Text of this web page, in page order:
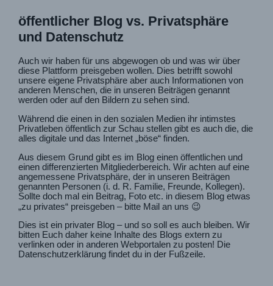
öffentlicher Blog vs. Privatsphäre
und Datenschutz
Auch wir haben für uns abgewogen ob und was wir über
diese Plattform preisgeben wollen. Dies betrifft sowohl
unsere eigene Privatsphäre aber auch Informationen von
anderen Menschen, die in unseren Beiträgen genannt
werden oder auf den Bildern zu sehen sind.
Während die einen in den sozialen Medien ihr intimstes
Privatleben öffentlich zur Schau stellen gibt es auch die, die
alles digitale und das Internet „böse“ finden.
Aus diesem Grund gibt es im Blog einen öffentlichen und
einen differenzierten Mitgliederbereich. Wir achten auf eine
angemessene Privatsphäre, der in unseren Beiträgen
genannten Personen (i. d. R. Familie, Freunde, Kollegen).
Sollte doch mal ein Beitrag, Foto etc. in diesem Blog etwas
„zu privates“ preisgeben – bitte Mail an uns 😉
Dies ist ein privater Blog – und so soll es auch bleiben. Wir
bitten Euch daher keine Inhalte des Blogs extern zu
verlinken oder in anderen Webportalen zu posten! Die
Datenschutzerklärung findet du in der Fußzeile.